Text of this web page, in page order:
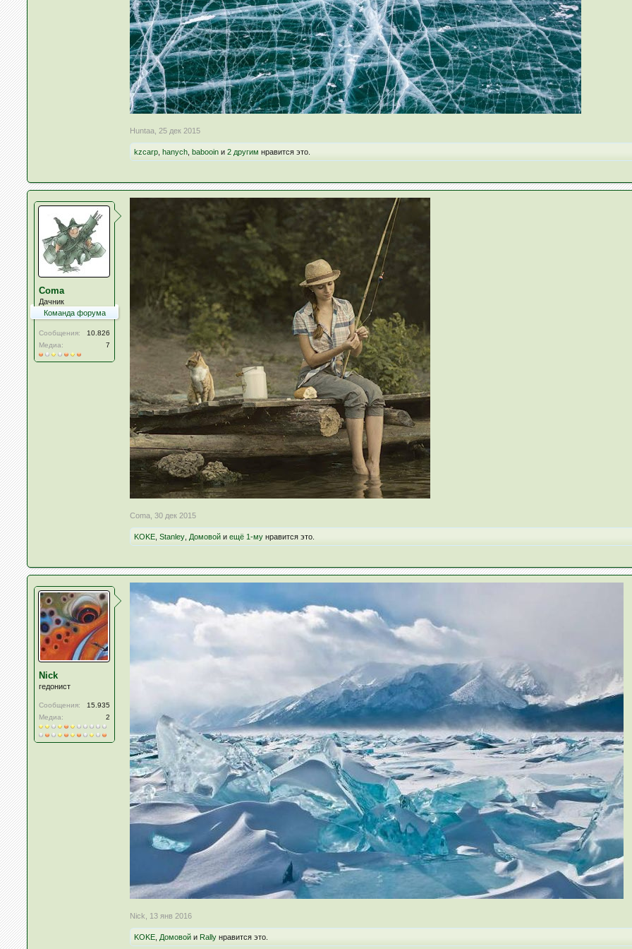
Huntaa 25 дек 2015
kzcarp ,hanych ,babooin и2 другим нравится это.
Coma
Дачник
Команда форума
Сообщения:
10.826
Медиа:
7
Coma 30 дек 2015
KOKE ,Stanley Домовой иещё 1-му нравится это.
Nick
гедонист
Сообщения:
15.935
Медиа:
2
Nick 13 янв 2016
KOKE Домовой иRally нравится это.